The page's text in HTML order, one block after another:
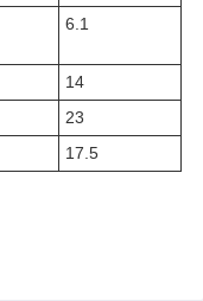
6.1
14
23
17.5